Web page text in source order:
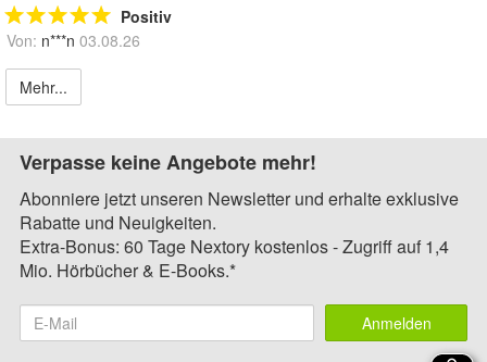
Positiv
Von: n***n 03.08.26
Mehr...
Verpasse keine Angebote mehr!
Abonniere jetzt unseren Newsletter und erhalte exklusive
Rabatte und Neuigkeiten.
Extra-Bonus: 60 Tage Nextory kostenlos - Zugriff auf 1,4
Mio. Hörbücher & E-Books.*
Anmelden